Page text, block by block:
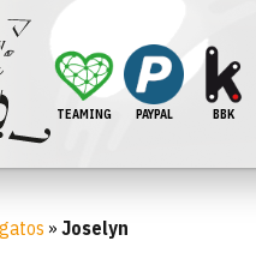
TEAMING PAYPAL BBK
»Joselyn